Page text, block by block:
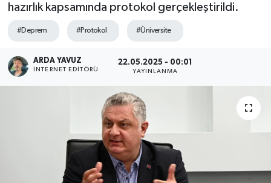
hazırlık kapsamında protokol gerçekleştirildi.
#Deprem #Protokol #Üniversite
ARDA YAVUZ
İNTERNET EDITÖRÜ
22.05.2025 - 00:01
YAYINLANMA
SPOR